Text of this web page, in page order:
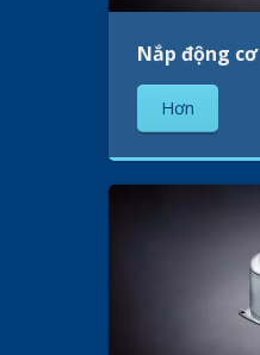
Nắp động cơ
Hơn